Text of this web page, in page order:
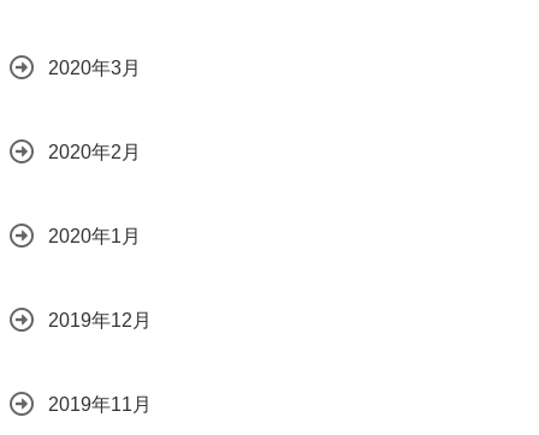
2020年3月
2020年2月
2020年1月
2019年12月
2019年11月